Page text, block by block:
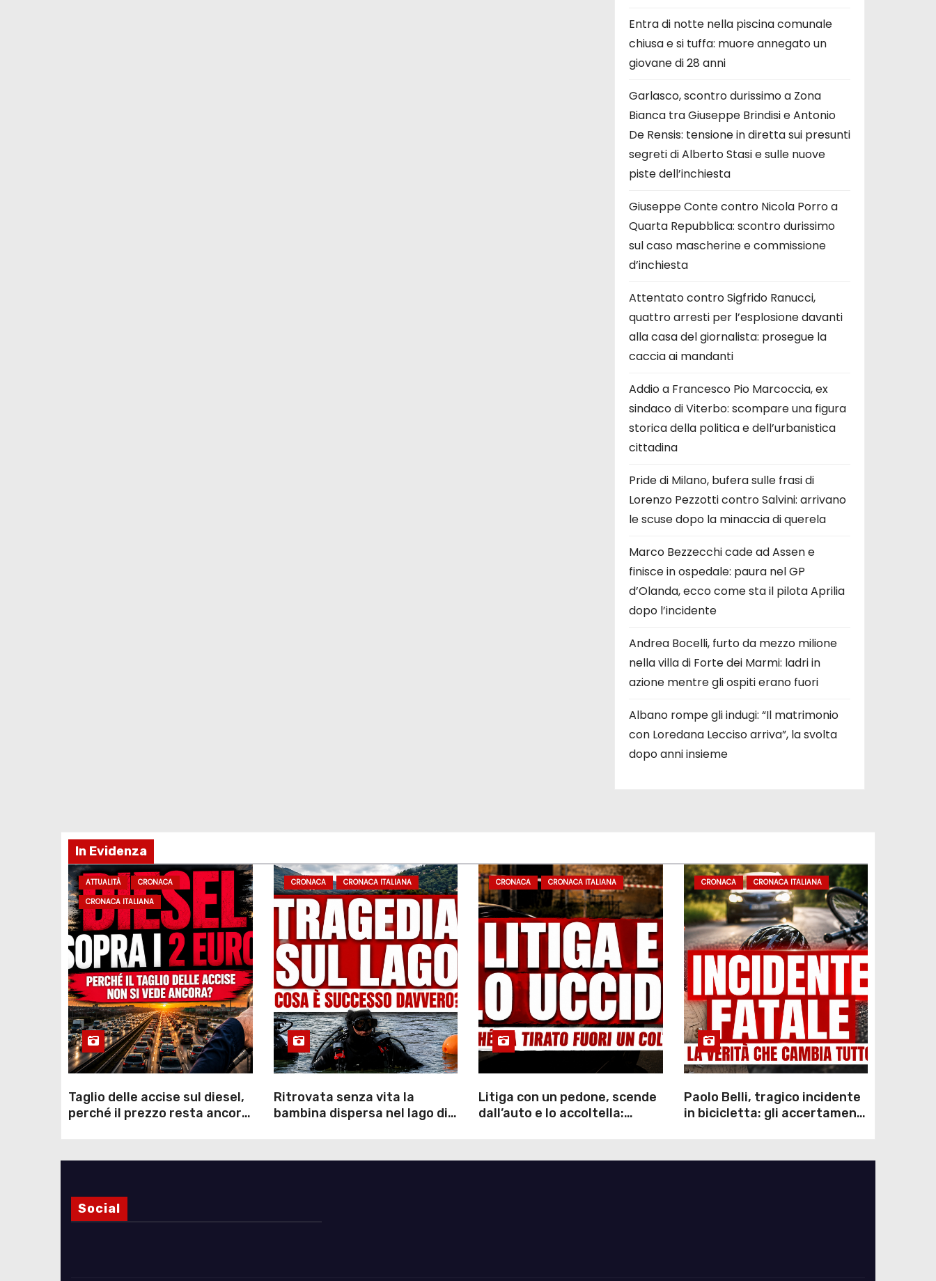
Entra di notte nella piscina comunale
chiusa e si tuffa: muore annegato un
giovane di 28 anni
Garlasco, scontro durissimo a Zona
Bianca tra Giuseppe Brindisi e Antonio
De Rensis: tensione in diretta sui presunti
segreti di Alberto Stasi e sulle nuove
piste dell’inchiesta
Giuseppe Conte contro Nicola Porro a
Quarta Repubblica: scontro durissimo
sul caso mascherine e commissione
d’inchiesta
Attentato contro Sigfrido Ranucci,
quattro arresti per l’esplosione davanti
alla casa del giornalista: prosegue la
caccia ai mandanti
Addio a Francesco Pio Marcoccia, ex
sindaco di Viterbo: scompare una figura
storica della politica e dell’urbanistica
cittadina
Pride di Milano, bufera sulle frasi di
Lorenzo Pezzotti contro Salvini: arrivano
le scuse dopo la minaccia di querela
Marco Bezzecchi cade ad Assen e
finisce in ospedale: paura nel GP
d’Olanda, ecco come sta il pilota Aprilia
dopo l’incidente
Andrea Bocelli, furto da mezzo milione
nella villa di Forte dei Marmi: ladri in
azione mentre gli ospiti erano fuori
Albano rompe gli indugi: “Il matrimonio
con Loredana Lecciso arriva”, la svolta
dopo anni insieme
In Evidenza
ATTUALITÀ
CRONACA
CRONACA ITALIANA
Taglio delle accise sul diesel,
perché il prezzo resta ancora
CRONACA CRONACA ITALIANA
Ritrovata senza vita la
bambina dispersa nel lago di
CRONACA CRONACA ITALIANA
Litiga con un pedone, scende
dall’auto e lo accoltella:
CRONACA CRONACA ITALIANA
Paolo Belli, tragico incidente
in bicicletta: gli accertamenti
chiarire
Social